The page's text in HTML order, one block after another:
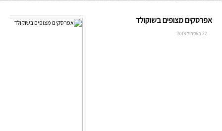
אפרסקים מצופים בשוקולד
22 באפריל 2018